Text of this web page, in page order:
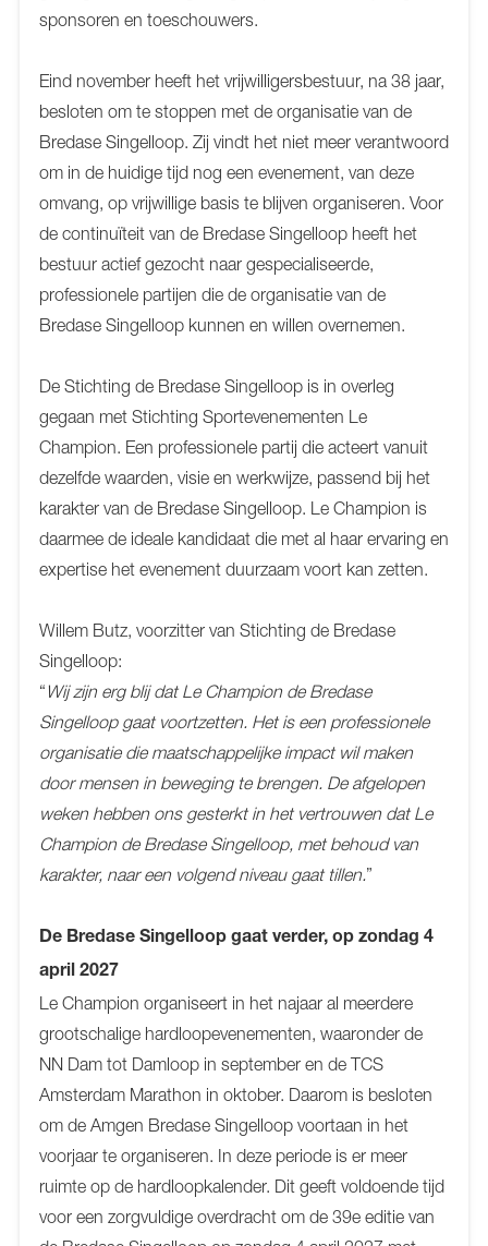
sponsoren en toeschouwers.
Eind november heeft het vrijwilligersbestuur, na 38 jaar,
besloten om te stoppen met de organisatie van de
Bredase Singelloop. Zij vindt het niet meer verantwoord
om in de huidige tijd nog een evenement, van deze
omvang, op vrijwillige basis te blijven organiseren. Voor
de continuïteit van de Bredase Singelloop heeft het
bestuur actief gezocht naar gespecialiseerde,
professionele partijen die de organisatie van de
Bredase Singelloop kunnen en willen overnemen.
De Stichting de Bredase Singelloop is in overleg
gegaan met Stichting Sportevenementen Le
Champion. Een professionele partij die acteert vanuit
dezelfde waarden, visie en werkwijze, passend bij het
karakter van de Bredase Singelloop. Le Champion is
daarmee de ideale kandidaat die met al haar ervaring en
expertise het evenement duurzaam voort kan zetten.
Willem Butz, voorzitter van Stichting de Bredase
Singelloop:
“Wij zijn erg blij dat Le Champion de Bredase
Singelloop gaat voortzetten. Het is een professionele
organisatie die maatschappelijke impact wil maken
door mensen in beweging te brengen. De afgelopen
weken hebben ons gesterkt in het vertrouwen dat Le
Champion de Bredase Singelloop, met behoud van
karakter, naar een volgend niveau gaat tillen.”
De Bredase Singelloop gaat verder, op zondag 4
april 2027
Le Champion organiseert in het najaar al meerdere
grootschalige hardloopevenementen, waaronder de
NN Dam tot Damloop in september en de TCS
Amsterdam Marathon in oktober. Daarom is besloten
om de Amgen Bredase Singelloop voortaan in het
voorjaar te organiseren. In deze periode is er meer
ruimte op de hardloopkalender. Dit geeft voldoende tijd
voor een zorgvuldige overdracht om de 39e editie van